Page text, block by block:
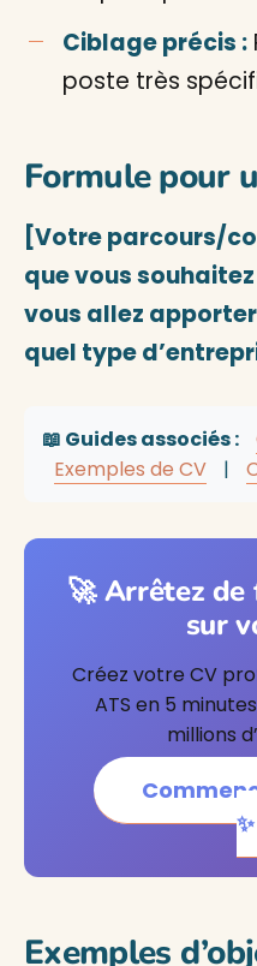
Ciblage précis :
poste très
Formule pour
[Votre parcours/
que vous
vous allez
quel type
📖 Guides associés :
Exemples de CV
|
🚀 Arrêtez de
sur
Créez votre CV
ATS en 5
millions
✨
Exemples